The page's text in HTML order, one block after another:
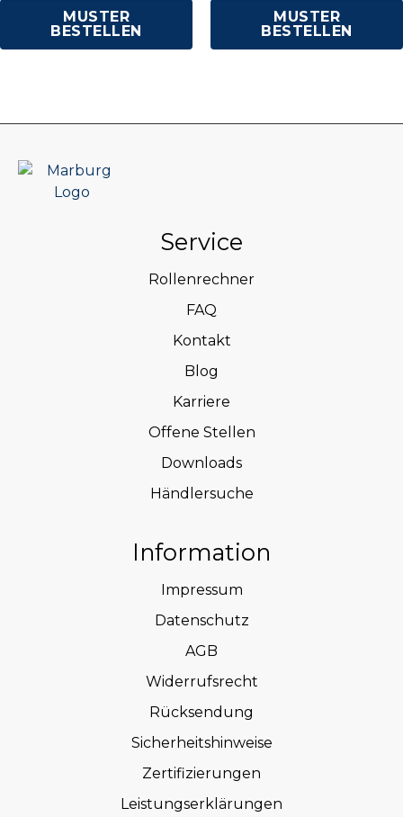
MUSTER
BESTELLEN
MUSTER
BESTELLEN
Service
Rollenrechner
FAQ
Kontakt
Blog
Karriere
Offene Stellen
Downloads
Händlersuche
Information
Impressum
Datenschutz
AGB
Widerrufsrecht
Rücksendung
Sicherheitshinweise
Zertifizierungen
Leistungserklärungen